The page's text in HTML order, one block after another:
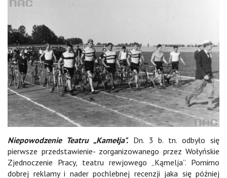
Niepowodzenie Teatru „Kamełja".Dn. 3 b. tn. odbyło się
pierwsze przedstawienie- zorganizowanego przez Wołyńskie
Zjednoczenie Pracy, teatru rewjowego „Kąmelja”. Pomimo
dobrej reklamy i nader pochlebnej recenzji jaka się później